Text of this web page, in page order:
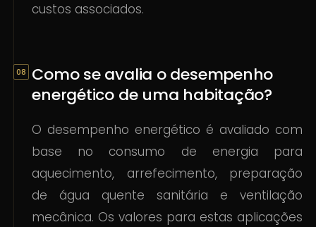
custos associados.
Como se avalia o desempenho
energético de uma habitação?
O desempenho energético é avaliado com
base no consumo de energia para
aquecimento, arrefecimento, preparação
de água quente sanitária e ventilação
mecânica. Os valores para estas aplicações